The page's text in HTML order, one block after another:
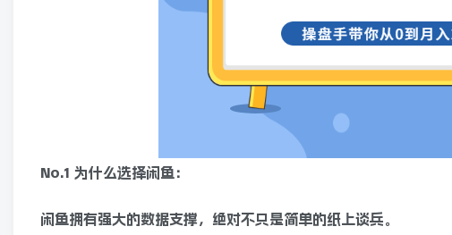
No.1 为什么选择闲鱼：
闲鱼拥有强大的数据支撑，绝对不只是简单的纸上谈兵。